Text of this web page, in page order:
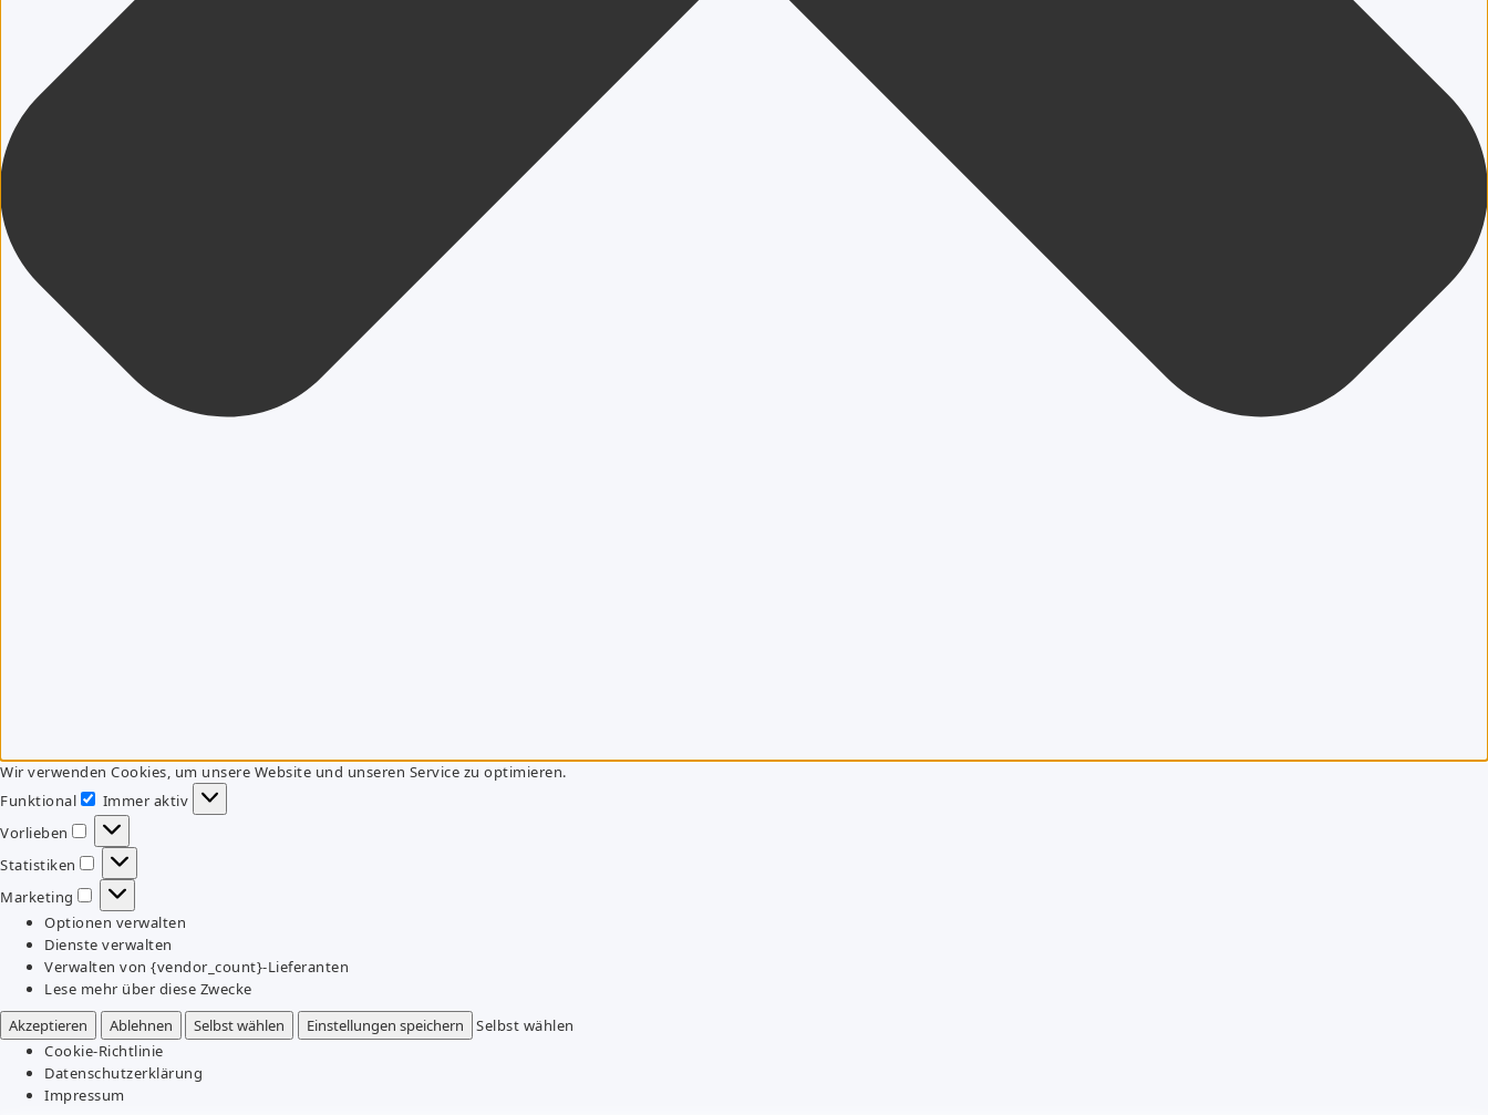
Wir verwenden Cookies, um unsere Website und unseren Service zu optimieren.
Funktional
Funktional
Immer aktiv
Vorlieben
Vorlieben
Statistiken
Statistiken
Marketing
Marketing
Optionen verwalten
Dienste verwalten
Verwalten von {vendor_count}-Lieferanten
Lese mehr über diese Zwecke
Akzeptieren
Ablehnen Selbst wählen Einstellungen speichern
Selbst wählen
Cookie-Richtlinie
Datenschutzerklärung
Impressum